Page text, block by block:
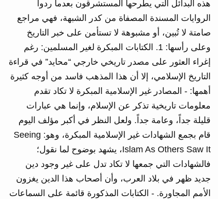
هذه البدائل التي يطرحها المستشرقون بعدما ردوا
الروايات المسندة المصفاة من كدر الشبهة، فهي مراجع
صامتة لا تُبين، أو مشبوهة لا تستأمن على خبر التاريخ
وعلى رأسها: 1. الكتابات المبكرة لغير المسلمين: رغم
إغراء العثور على مصدر تاريخي خارجي “محايد” في قراءة
التاريخ الإسلامي، إلا أن هذا المذهب فاسد من أوجه كثيرة
أهمها: - المصادر غير الإسلامية المبكرة لا تكاد تقدم
معلومات تاريخية تذكر عن الإسلام، وإنما هي عبارات
قليلة جداً، وعامة جداً. ولعل النظر في أكبر مؤلف اليوم
قام بجمع الشهادات غير الإسلامية المبكرة، وهو: Seeing
Islam As Others Saw It، يشهد بوضوح لما نقول؛
فالشهادات التي جمعها لا تكاد تدل على غير وجود دين
جديد ظهر في بلاد العرب، وأن أصحاب هذا الدين يغزون
الأمم المجاورة. - الكتابات المذكورة قائمة على السماعات